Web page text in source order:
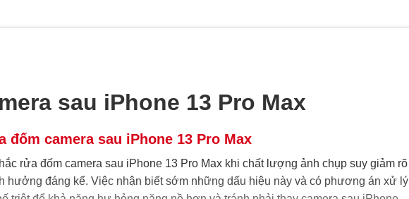
sau iPhone 13 Pro Max
đốm camera sau iPhone 13 Pro Max
rửa đốm camera sau iPhone 13 Pro Max khi chất lượng ảnh chụp suy giảm rõ
hưởng đáng kể. Việc nhận biết sớm những dấu hiệu này và có phương án xử lý